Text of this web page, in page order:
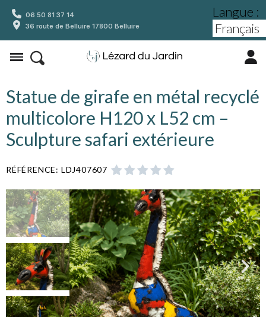
06 50 81 37 14
36 route de Belluire 17800 Belluire
Langue :
Statue de girafe en métal recyclé
multicolore H120 x L52 cm –
Sculpture safari extérieure
RÉFÉRENCE LDJ407607     